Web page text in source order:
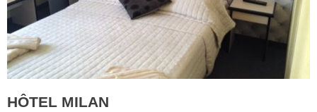
HÔTEL MILAN